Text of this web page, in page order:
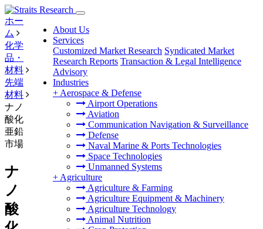
About Us
Services
Customized Market Research Syndicated Market
Research Reports Transaction & Legal Intelligence
Advisory
Industries
+ Aerospace & Defense
Airport Operations
Aviation
Communication Navigation & Surveillance
Defense
Naval Marine & Ports Technologies
Space Technologies
Unmanned Systems
+ Agriculture
Agriculture & Farming
Agriculture Equipment & Machinery
Agriculture Technology
Animal Nutrition
ホー
ム
化学
品・
材料
先端
材料
ナノ
酸化
亜鉛
市場
ナ
ノ
酸